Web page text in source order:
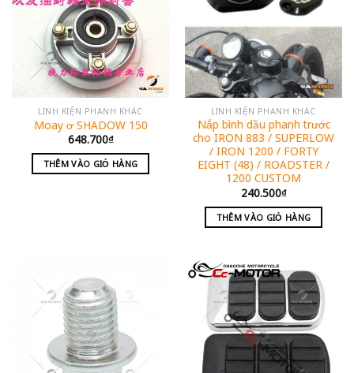
LINH KIỆN PHANH KHÁC
Moay ơ SHADOW 150
648.700₫
THÊM VÀO GIỎ HÀNG
LINH KIỆN PHANH KHÁC
Nắp bình dầu phanh trước
cho IRON 883 / SUPERLOW
/ IRON 1200 / FORTY
EIGHT (48) / ROADSTER /
1200 CUSTOM
240.500₫
THÊM VÀO GIỎ HÀNG